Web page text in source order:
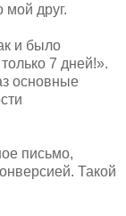
мой друг.
и было
7 дней!».
основные
письмо,
Такой